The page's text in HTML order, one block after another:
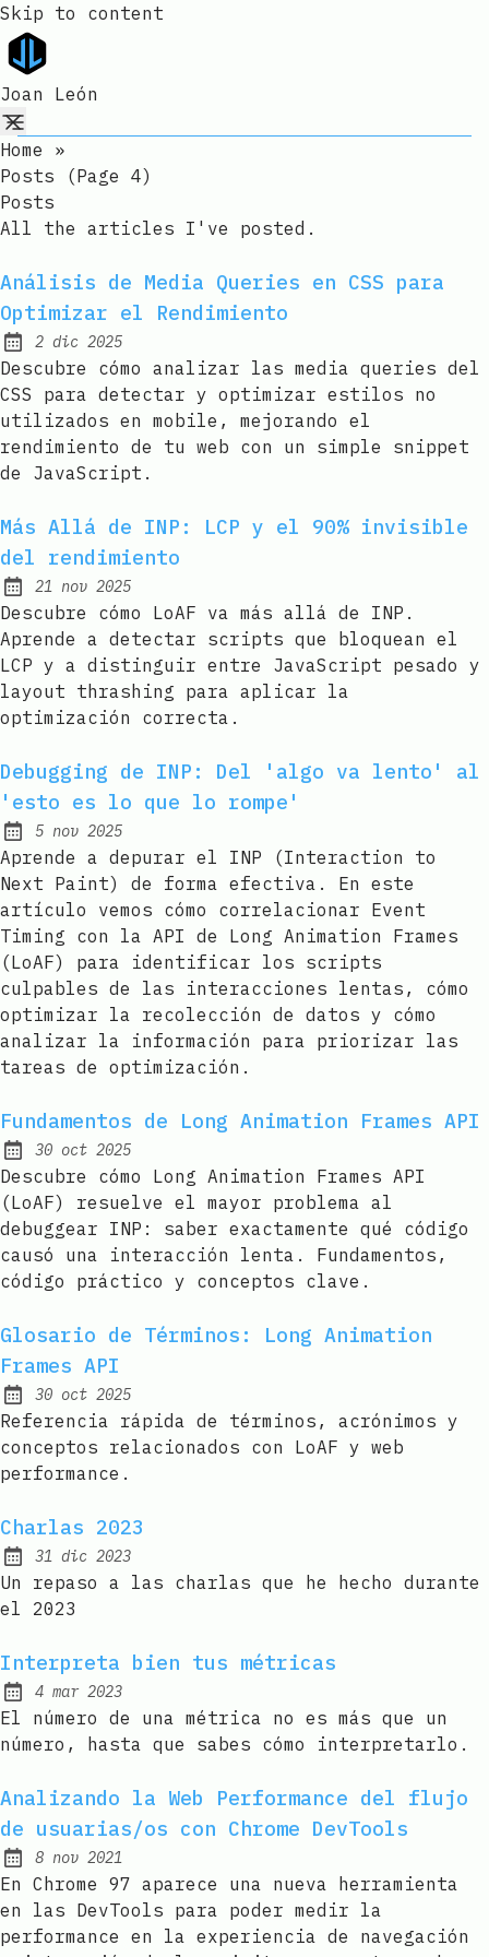
Skip to content
Joan León
Home
»
Posts (page 4)
Posts
All the articles I've posted.
Análisis de Media Queries en CSS para
Optimizar el Rendimiento
Published:
2 dic 2025
Descubre cómo analizar las media queries del
CSS para detectar y optimizar estilos no
utilizados en mobile, mejorando el
rendimiento de tu web con un simple snippet
de JavaScript.
Más Allá de INP: LCP y el 90% invisible
del rendimiento
Published:
21 nov 2025
Descubre cómo LoAF va más allá de INP.
Aprende a detectar scripts que bloquean el
LCP y a distinguir entre JavaScript pesado y
layout thrashing para aplicar la
optimización correcta.
Debugging de INP: Del 'algo va lento' al
'esto es lo que lo rompe'
Published:
5 nov 2025
Aprende a depurar el INP (Interaction to
Next Paint) de forma efectiva. En este
artículo vemos cómo correlacionar Event
Timing con la API de Long Animation Frames
(LoAF) para identificar los scripts
culpables de las interacciones lentas, cómo
optimizar la recolección de datos y cómo
analizar la información para priorizar las
tareas de optimización.
Fundamentos de Long Animation Frames API
Published:
30 oct 2025
Descubre cómo Long Animation Frames API
(LoAF) resuelve el mayor problema al
debuggear INP: saber exactamente qué código
causó una interacción lenta. Fundamentos,
código práctico y conceptos clave.
Glosario de Términos: Long Animation
Frames API
Published:
30 oct 2025
Referencia rápida de términos, acrónimos y
conceptos relacionados con LoAF y web
performance.
Charlas 2023
Published:
31 dic 2023
Un repaso a las charlas que he hecho durante
el 2023
Interpreta bien tus métricas
Published:
4 mar 2023
El número de una métrica no es más que un
número, hasta que sabes cómo interpretarlo.
Analizando la Web Performance del flujo
de usuarias/os con Chrome DevTools
Published:
8 nov 2021
En Chrome 97 aparece una nueva herramienta
en las DevTools para poder medir la
performance en la experiencia de navegación